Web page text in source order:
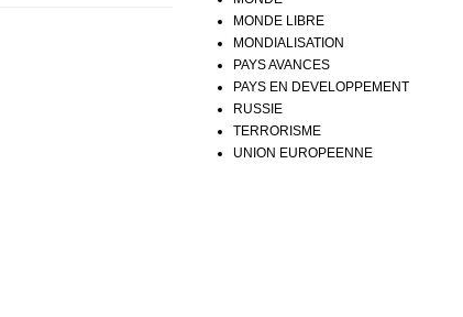
MONDE LIBRE
MONDIALISATION
PAYS AVANCES
PAYS EN DEVELOPPEMENT
RUSSIE
TERRORISME
UNION EUROPEENNE